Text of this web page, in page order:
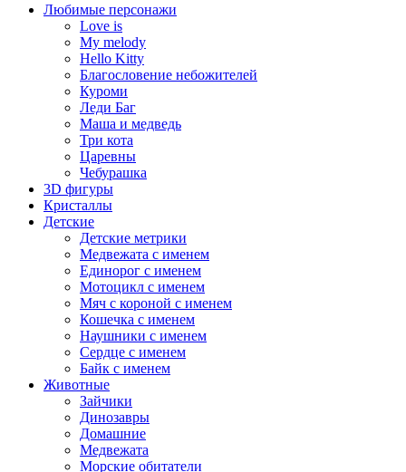
Любимые персонажи
Love is
My melody
Hello Kitty
Благословение небожителей
Куроми
Леди Баг
Маша и медведь
Три кота
Царевны
Чебурашка
3D фигуры
Кристаллы
Детские
Детские метрики
Медвежата с именем
Единорог с именем
Мотоцикл с именем
Мяч с короной с именем
Кошечка с именем
Наушники с именем
Сердце с именем
Байк с именем
Животные
Зайчики
Динозавры
Домашние
Медвежата
Морские обитатели